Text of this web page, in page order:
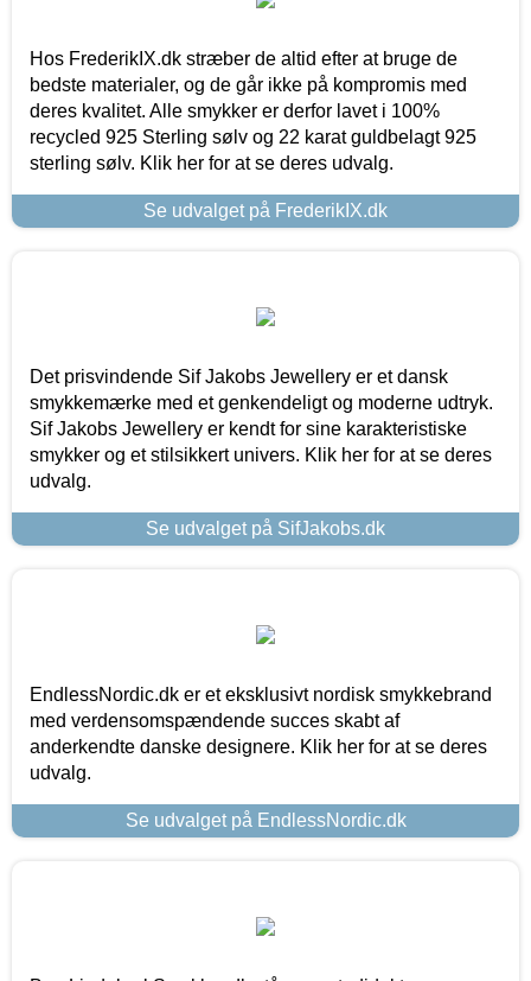
Hos FrederikIX.dk stræber de altid efter at bruge de
bedste materialer, og de går ikke på kompromis med
deres kvalitet. Alle smykker er derfor lavet i 100%
recycled 925 Sterling sølv og 22 karat guldbelagt 925
sterling sølv. Klik her for at se deres udvalg.
Se udvalget på FrederikIX.dk
Det prisvindende Sif Jakobs Jewellery er et dansk
smykkemærke med et genkendeligt og moderne udtryk.
Sif Jakobs Jewellery er kendt for sine karakteristiske
smykker og et stilsikkert univers. Klik her for at se deres
udvalg.
Se udvalget på SifJakobs.dk
EndlessNordic.dk er et eksklusivt nordisk smykkebrand
med verdensomspændende succes skabt af
anderkendte danske designere. Klik her for at se deres
udvalg.
Se udvalget på EndlessNordic.dk